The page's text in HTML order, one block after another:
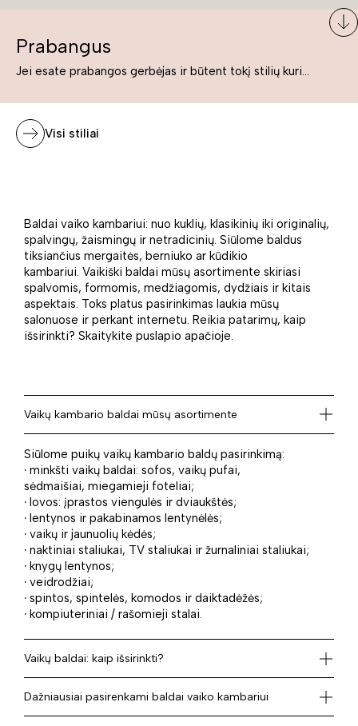
Prabangus
Jei esate prabangos gerbėjas ir būtent tokį stilių kuriate savo namuose ar biure, tuomet solidūs, prabangūs baldai nepriekaištingai įsilies į Jūsų kuriamą interjerą.
Visi stiliai
Baldai vaiko kambariui: nuo kuklių, klasikinių iki originalių,
spalvingų, žaismingų ir netradicinių. Siūlome baldus
tiksiančius mergaitės, berniuko ar kūdikio
kambariui. Vaikiški baldai mūsų asortimente skiriasi
spalvomis, formomis, medžiagomis, dydžiais ir kitais
aspektais. Toks platus pasirinkimas laukia mūsų
salonuose ir perkant internetu. Reikia patarimų, kaip
išsirinkti? Skaitykite puslapio apačioje.
Vaikų kambario baldai mūsų asortimente
Siūlome puikų vaikų kambario baldų pasirinkimą:
· minkšti vaikų baldai: sofos, vaikų pufai,
sėdmaišiai, miegamieji foteliai;
· lovos: įprastos viengulės ir dviaukštės;
· lentynos ir pakabinamos lentynėlės;
· vaikų ir jaunuolių kėdės;
· naktiniai staliukai, TV staliukai ir žurnaliniai staliukai;
· knygų lentynos;
· veidrodžiai;
· spintos, spintelės, komodos ir daiktadėžės;
· kompiuteriniai / rašomieji stalai.
Vaikų baldai: kaip išsirinkti?
Dažniausiai pasirenkami baldai vaiko kambariui